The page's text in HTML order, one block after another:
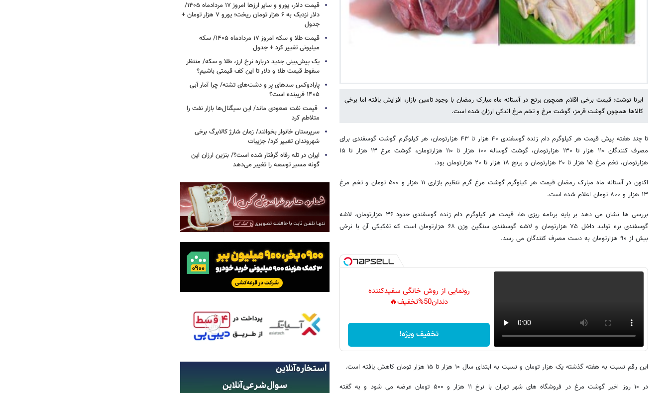
ایرنا نوشت: قیمت برخی اقلام همچون برنج در آستانه ماه مبارک رمضان با وجود تامین بازار، افزایش یافته اما برخی
کالاها همچون گوشت قرمز، گوشت مرغ و تخم مرغ اندکی ارزان شده است.
تا چند هفته پیش قیمت هر کیلوگرم دام زنده گوسفندی ۴۰ هزار تا ۴۳ هزارتومان، هر کیلوگرم گوشت گوسفندی برای
مصرف کنندگان ۱۱۰ هزار تا ۱۳۰ هزارتومان، گوشت گوساله ۱۰۰ هزار تا ۱۱۰ هزارتومان، گوشت مرغ ۱۳ هزار تا ۱۵
هزارتومان، تخم مرغ ۱۵ هزار تا ۲۰ هزارتومان و برنج ۱۸ هزار تا ۲۰ هزارتومان بود.
اکنون در آستانه ماه مبارک رمضان قیمت هر کیلوگرم گوشت مرغ گرم تنظیم بازاری ۱۱ هزار و ۵۰۰ تومان و تخم مرغ
۱۳ هزار و ۸۰۰ تومان اعلام شده است.
بررسی ها نشان می دهد بر پایه برنامه ریزی ها، قیمت هر کیلوگرم دام زنده گوسفندی حدود ۳۶ هزارتومان، لاشه
گوسفندی بره تولید داخل ۷۵ هزارتومان و لاشه گوسفندی سنگین وزن ۶۸ هزارتومان است که تفکیکی آن با نرخی
بیش از ۹۰ هزارتومان به دست مصرف کنندگان می رسد.
رونمایی از روش خانگی سفیدکننده
دندان50%تخفیف🔥
تخفیف ویژه!
این رقم نسبت به هفته گذشته یک هزار تومان و نسبت به ابتدای سال ۱۰ هزار تا ۱۵ هزار تومان کاهش یافته است.
در ۱۰ روز اخیر گوشت مرغ در فروشگاه های شهر تهران با نرخ ۱۱ هزار و ۵۰۰ تومان عرضه می شود و به گفته
قیمت دلار، یورو و سایر ارزها امروز ۱۷ مردادماه ۱۴۰۵/
دلار نزدیک به ۶ هزار تومان ریخت؛ یورو ۷ هزار تومان +
جدول
قیمت طلا و سکه امروز ۱۷ مردادماه ۱۴۰۵/ سکه
میلیونی تغییر کرد + جدول
یک پیش‌بینی جدید درباره نرخ ارز، طلا و سکه/ منتظر
سقوط قیمت طلا و دلار تا این کف قیمتی باشیم؟
پارادوکس سدهای پر و دشت‌های تشنه/ چرا آمار آبی
۱۴۰۵ فریبنده است؟
قیمت نفت صعودی ماند/ این سیگنال‌ها بازار نفت را
متلاطم کرد
سرپرستان خانوار بخوانند/ زمان شارژ کالابرگ برخی
شهروندان تغییر کرد/ جزییات
ایران در تله رفاه گرفتار شده است؟/ بنزین ارزان این
گونه مسیر توسعه را تغییر می‌دهد